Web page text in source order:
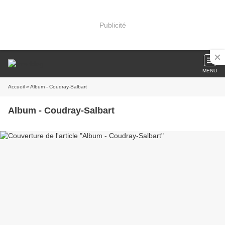
Publicité
MENU
Accueil » Album - Coudray-Salbart
Album - Coudray-Salbart